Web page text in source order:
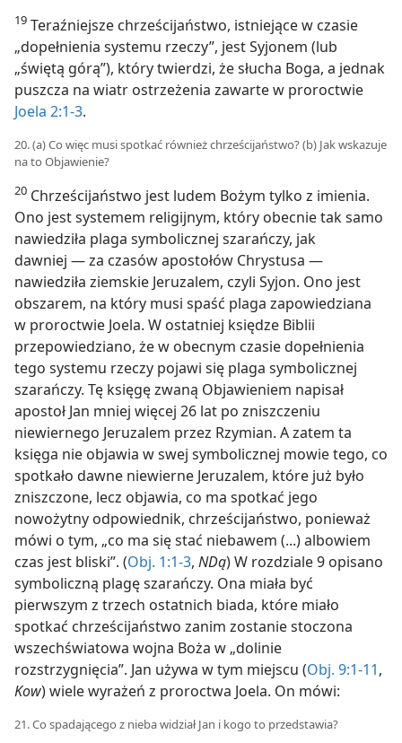
19 Teraźniejsze chrześcijaństwo, istniejące w czasie
„dopełnienia systemu rzeczy”, jest Syjonem (lub
„świętą górą”), który twierdzi, że słucha Boga, a jednak
puszcza na wiatr ostrzeżenia zawarte w proroctwie
Joela 2:1-3.
20. (a) Co więc musi spotkać również chrześcijaństwo? (b) Jak wskazuje
na to Objawienie?
20 Chrześcijaństwo jest ludem Bożym tylko z imienia.
Ono jest systemem religijnym, który obecnie tak samo
nawiedziła plaga symbolicznej szarańczy, jak
dawniej — za czasów apostołów Chrystusa —
nawiedziła ziemskie Jeruzalem, czyli Syjon. Ono jest
obszarem, na który musi spaść plaga zapowiedziana
w proroctwie Joela. W ostatniej księdze Biblii
przepowiedziano, że w obecnym czasie dopełnienia
tego systemu rzeczy pojawi się plaga symbolicznej
szarańczy. Tę księgę zwaną Objawieniem napisał
apostoł Jan mniej więcej 26 lat po zniszczeniu
niewiernego Jeruzalem przez Rzymian. A zatem ta
księga nie objawia w swej symbolicznej mowie tego, co
spotkało dawne niewierne Jeruzalem, które już było
zniszczone, lecz objawia, co ma spotkać jego
nowożytny odpowiednik, chrześcijaństwo, ponieważ
mówi o tym, „co ma się stać niebawem (...) albowiem
czas jest bliski”. (Obj. 1:1-3, NDą) W rozdziale 9 opisano
symboliczną plagę szarańczy. Ona miała być
pierwszym z trzech ostatnich biada, które miało
spotkać chrześcijaństwo zanim zostanie stoczona
wszechświatowa wojna Boża w „dolinie
rozstrzygnięcia”. Jan używa w tym miejscu (Obj. 9:1-11,
Kow) wiele wyrażeń z proroctwa Joela. On mówi:
21. Co spadającego z nieba widział Jan i kogo to przedstawia?